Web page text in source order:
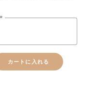
カートに入れる